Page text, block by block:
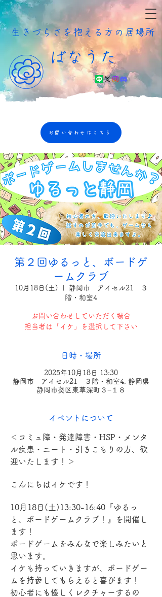
​生きづらさを抱える方の居場所
ばなうた
お問い合わせはこちら
第２回ゆるっと、ボードゲ
ームクラブ
10月18日(土)
静岡市 アイセル21 ３
階・和室4
お問い合わせしていただく場合
担当者は「イケ」を選択して下さい
日時・場所
2025年10月18日 13:30
静岡市 アイセル21 ３階・和室4, 静岡県
静岡市葵区東草深町３−１８
イベントについて
＜コミュ障・発達障害・HSP・メンタ
ル疾患・ニート・引きこもりの方、歓
迎いたします！＞
こんにちはイケです！
10月18日(土)13:30-16:40『ゆるっ
と、ボードゲームクラブ！』を開催し
ます！
ボードゲームをみんなで楽しみたいと
思います。
イケも持っていきますが、ボードゲー
ムを持参してもらえると喜びます！
初心者にも優しくレクチャーするの